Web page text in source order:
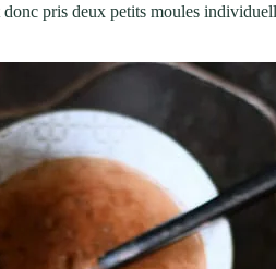
pris deux petits moules